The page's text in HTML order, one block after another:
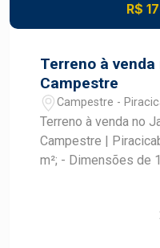
R$
Terreno à
Campestre
Campestre -
Terreno à venda no
Campestre |
m²; - Dimensões de
construção de
Localizado em
potencial de